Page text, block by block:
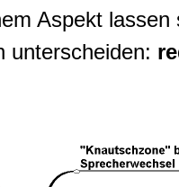
Aspekt
unterscheiden: